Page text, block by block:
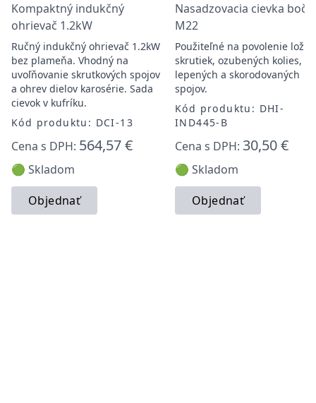
Kompaktný indukčný
ohrievač 1.2kW
Ručný indukčný ohrievač 1.2kW
bez plameňa. Vhodný na
uvoľňovanie skrutkových spojov
a ohrev dielov karosérie. Sada
cievok v kufríku.
Kód produktu: DCI-13
Cena s DPH: 564,57 €
🟢 Skladom
Objednať
Nasadzovacia cievka
M22
Použiteľné na povolenie
skrutiek, ozubených kolies,
lepených a skorodovaných
spojov.
Kód produktu: DHI-
IND445-B
Cena s DPH: 30,50 €
🟢 Skladom
Objednať